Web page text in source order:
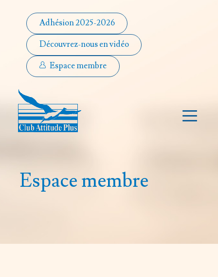
Adhésion 2025-2026
Découvrez-nous en vidéo
Espace membre
Espace membre